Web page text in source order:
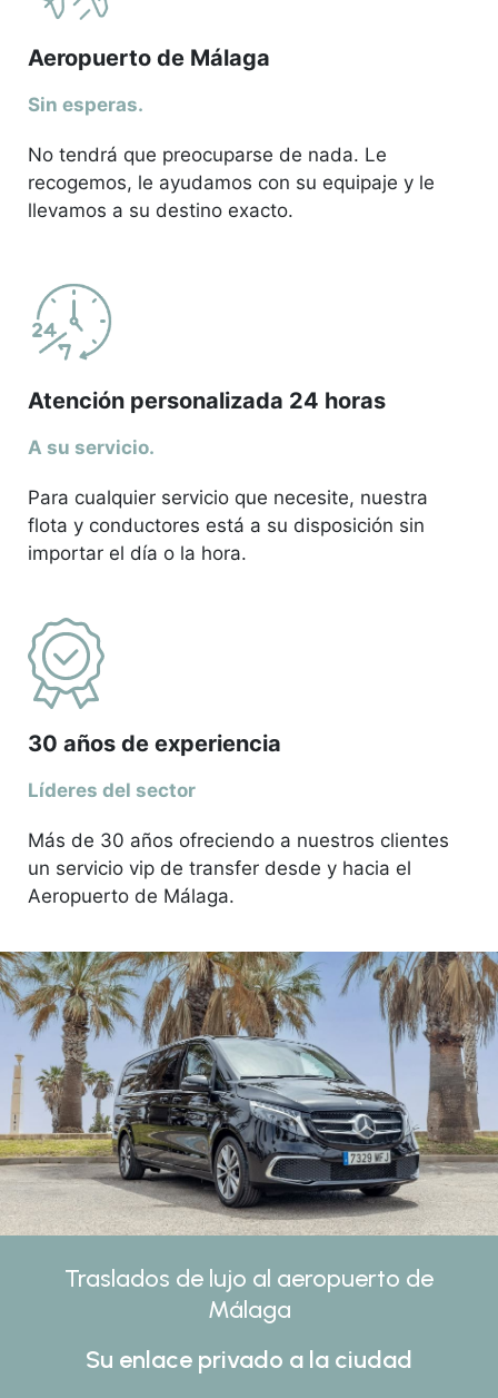
Aeropuerto de Málaga
Sin esperas.
No tendrá que preocuparse de nada. Le
recogemos, le ayudamos con su equipaje y le
llevamos a su destino exacto.
Atención personalizada 24 horas
A su servicio.
Para cualquier servicio que necesite, nuestra
flota y conductores está a su disposición sin
importar el día o la hora.
30 años de experiencia
Líderes del sector
Más de 30 años ofreciendo a nuestros clientes
un servicio vip de transfer desde y hacia el
Aeropuerto de Málaga.
Traslados de lujo al aeropuerto de
Málaga
Su enlace privado a la ciudad